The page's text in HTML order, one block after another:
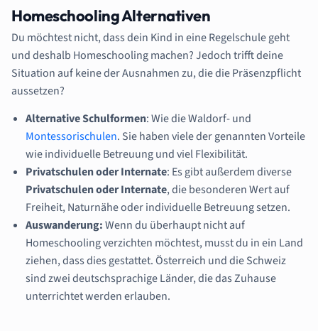
Homeschooling Alternativen
Du möchtest nicht, dass dein Kind in eine Regelschule geht
und deshalb Homeschooling machen? Jedoch trifft deine
Situation auf keine der Ausnahmen zu, die die Präsenzpflicht
aussetzen?
Alternative Schulformen: Wie die Waldorf- und
Montessorischulen. Sie haben viele der genannten Vorteile
wie individuelle Betreuung und viel Flexibilität.
Privatschulen oder Internate: Es gibt außerdem diverse
Privatschulen oder Internate, die besonderen Wert auf
Freiheit, Naturnähe oder individuelle Betreuung setzen.
Auswanderung:Wenn du überhaupt nicht auf
Homeschooling verzichten möchtest, musst du in ein Land
ziehen, dass dies gestattet. Österreich und die Schweiz
sind zwei deutschsprachige Länder, die das Zuhause
unterrichtet werden erlauben.